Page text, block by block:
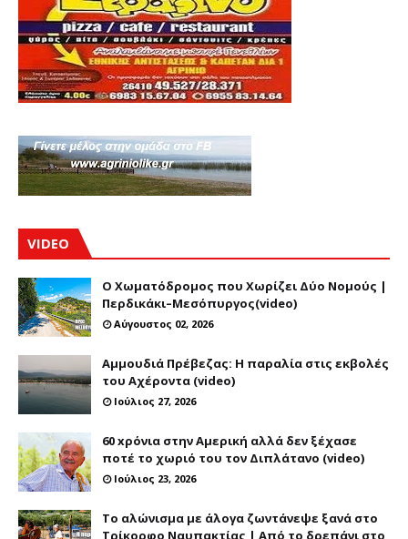
VIDEO
Ο Χωματόδρομος που Χωρίζει Δύο Νομούς |
Περδικάκι–Μεσόπυργος(video)
Αύγουστος 02, 2026
Αμμουδιά Πρέβεζας: Η παραλία στις εκβολές
του Αχέροντα (video)
Ιούλιος 27, 2026
60 xρόνια στην Αμερική αλλά δεν ξέχασε
ποτέ το χωριό του τον Διπλάτανο (video)
Ιούλιος 23, 2026
Το αλώνισμα με άλογα ζωντάνεψε ξανά στο
Τρίκορφο Ναυπακτίας | Από το δρεπάνι στο